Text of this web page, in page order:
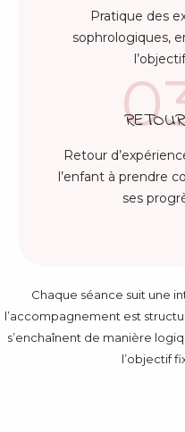
Pratique des
sophrologiques,
Retour
l’enfant à prendre
ses
Chaque séance suit une
l’accompagnement est
s’enchaînent de manière
l’objectif